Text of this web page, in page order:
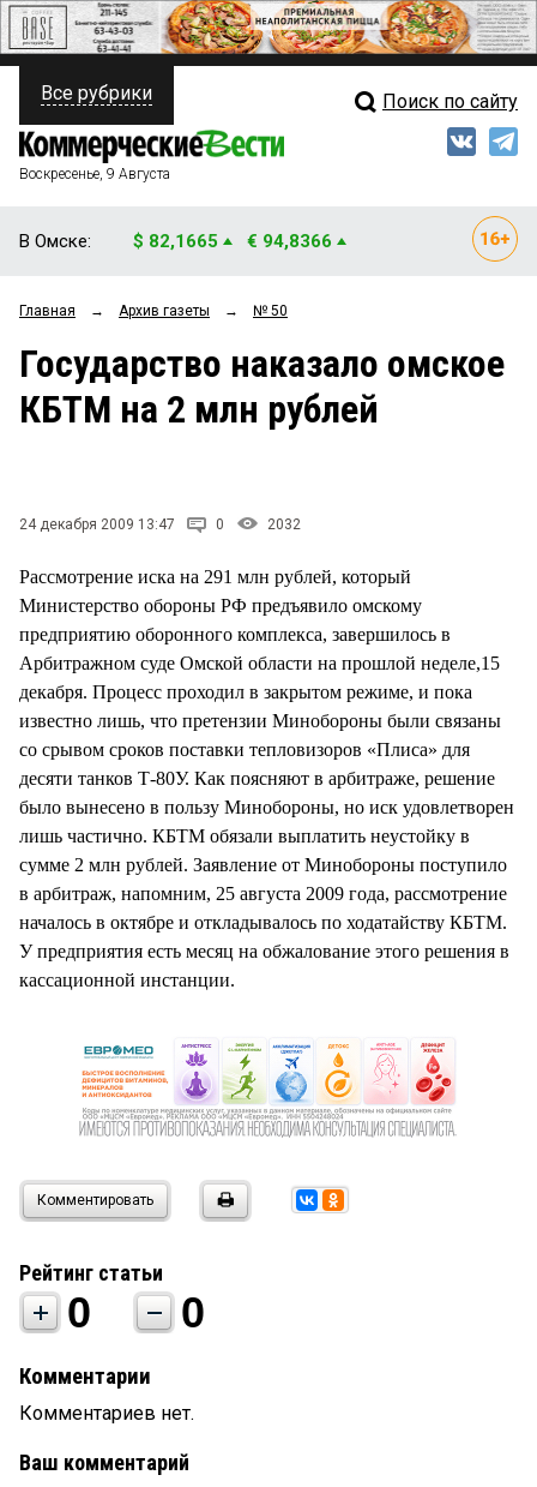
ПОЛИТИКА
ФИНАНСЫ
ОБЩЕСТВО
ЗАКОН
НОВОСТИ КОМПАНИЙ
СТИЛЬ ЖИЗНИ
Свежий выпуск
Рейтинги
Блоги
Все рубрики Поиск по сайту
Воскресенье, 9 Августа
В Омске: $ 82,1665 € 94,8366
Главная → Архив газеты → № 50
Государство наказало омское
КБТМ на 2 млн рублей
24 декабря 2009 13:47 0 2032
Рассмотрение иска на 291 млн рублей, который
Министерство обороны РФ предъявило омскому
предприятию оборонного комплекса, завершилось в
Арбитражном суде Омской области на прошлой неделе,15
декабря. Процесс проходил в закрытом режиме, и пока
известно лишь, что претензии Минобороны были связаны
со срывом сроков поставки тепловизоров «Плиса» для
десяти танков Т-80У. Как поясняют в арбитраже, решение
было вынесено в пользу Минобороны, но иск удовлетворен
лишь частично. КБТМ обязали выплатить неустойку в
сумме 2 млн рублей. Заявление от Минобороны поступило
в арбитраж, напомним, 25 августа 2009 года, рассмотрение
началось в октябре и откладывалось по ходатайству КБТМ.
У предприятия есть месяц на обжалование этого решения в
кассационной инстанции.
Комментировать
Рейтинг статьи
0 0
Комментарии
Комментариев нет.
Ваш комментарий